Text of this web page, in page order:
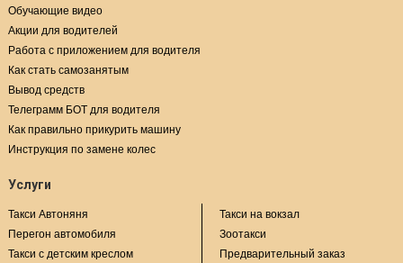
Обучающие видео
Акции для водителей
Работа с приложением для водителя
Как стать самозанятым
Вывод средств
Телеграмм БОТ для водителя
Как правильно прикурить машину
Инструкция по замене колес
Услуги
Такси Автоняня
Перегон автомобиля
Такси с детским креслом
Такси на вокзал
Зоотакси
Предварительный заказ